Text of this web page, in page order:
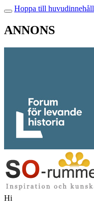
Hoppa till huvudinnehåll
ANNONS
Hi